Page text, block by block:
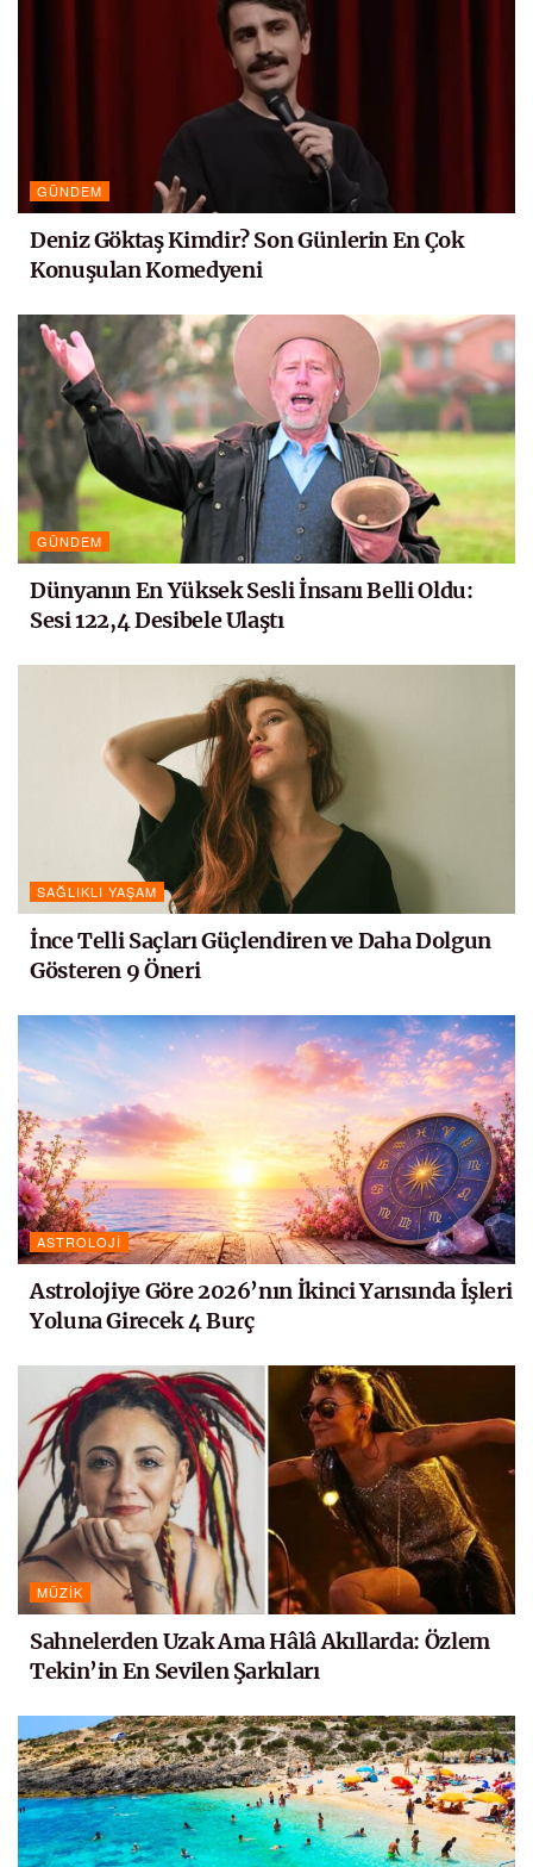
GÜNDEM
Deniz Göktaş Kimdir? Son Günlerin En Çok
Konuşulan Komedyeni
GÜNDEM
Dünyanın En Yüksek Sesli İnsanı Belli Oldu:
Sesi 122,4 Desibele Ulaştı
SAĞLIKLI YAŞAM
İnce Telli Saçları Güçlendiren ve Daha Dolgun
Gösteren 9 Öneri
ASTROLOJI
Astrolojiye Göre 2026’nın İkinci Yarısında İşleri
Yoluna Girecek 4 Burç
MÜZIK
Sahnelerden Uzak Ama Hâlâ Akıllarda: Özlem
Tekin’in En Sevilen Şarkıları